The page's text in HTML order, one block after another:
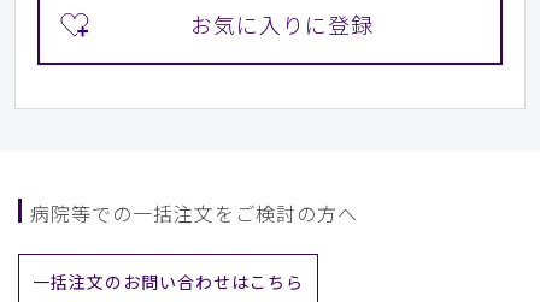
病院等での一括注文をご検討の方へ
一括注文のお問い合わせはこちら